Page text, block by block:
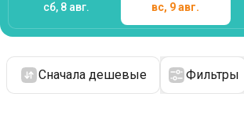
сб, 8 авг. вс, 9 авг.
Сначала дешевые Фильтры